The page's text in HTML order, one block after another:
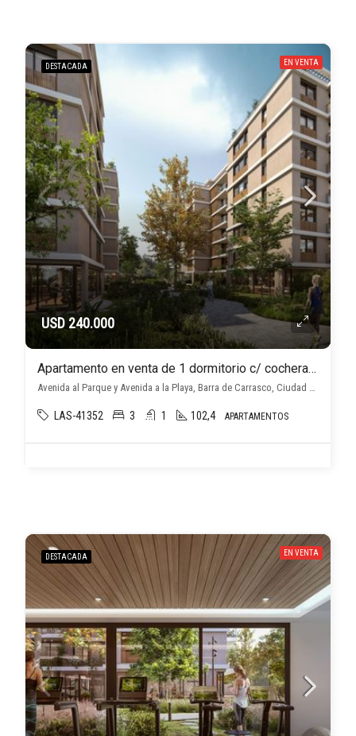
DESTACADA EN VENTA
USD 240.000
Apartamento en venta de 1 dormitorio c/ cochera en Barra de Carrasco
Avenida al Parque y Avenida a la Playa, Barra de Carrasco, Ciudad de la Costa
LAS-41352 3 1 102,4 APARTAMENTOS
DESTACADA EN VENTA